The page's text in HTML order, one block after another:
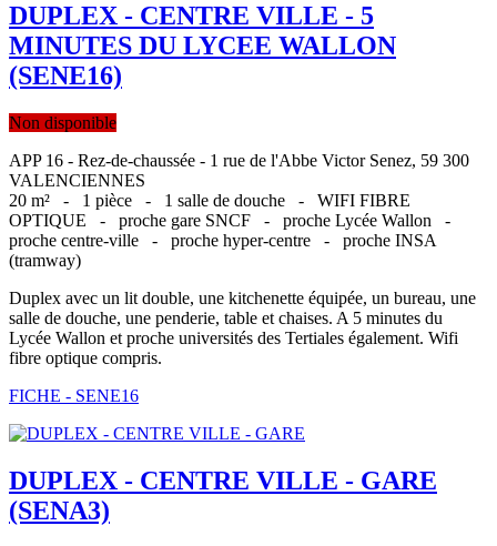
DUPLEX - CENTRE VILLE - 5
MINUTES DU LYCEE WALLON
(SENE16)
Non disponible
APP 16 - Rez-de-chaussée - 1 rue de l'Abbe Victor Senez, 59 300
VALENCIENNES
20 m² - 1 pièce - 1 salle de douche - WIFI FIBRE
OPTIQUE - proche gare SNCF - proche Lycée Wallon -
proche centre-ville - proche hyper-centre - proche INSA
(tramway)
Duplex avec un lit double, une kitchenette équipée, un bureau, une
salle de douche, une penderie, table et chaises. A 5 minutes du
Lycée Wallon et proche universités des Tertiales également. Wifi
fibre optique compris.
FICHE - SENE16
DUPLEX - CENTRE VILLE - GARE
(SENA3)